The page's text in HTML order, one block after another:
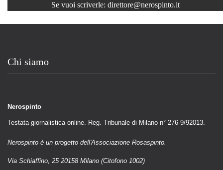
Se vuoi scriverle: direttore@nerospinto.it
Chi siamo
Nerospinto
Testata giornalistica online. Reg. Tribunale di Milano n° 276-9/92013.
Nerospinto è un progetto dell'Associazione Rosaspinto.
Via Schiaffino, 25 20158 Milano (Citofono 1002)